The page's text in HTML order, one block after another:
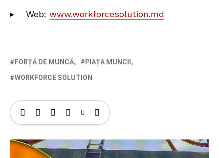
▸ Web: www.workforcesolution.md
FORȚĂ DE MUNCĂ
PIAȚA MUNCII
WORKFORCE SOLUTION